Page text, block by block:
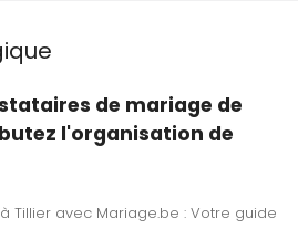
de mariage de
l'organisation de
Tillier avec Mariage.be : Votre guide